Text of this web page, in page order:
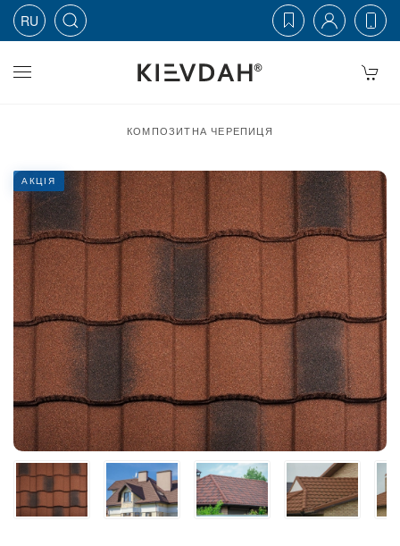
Skip to main content
RU
КОМПОЗИТНА ЧЕРЕПИЦЯ
АКЦІЯ